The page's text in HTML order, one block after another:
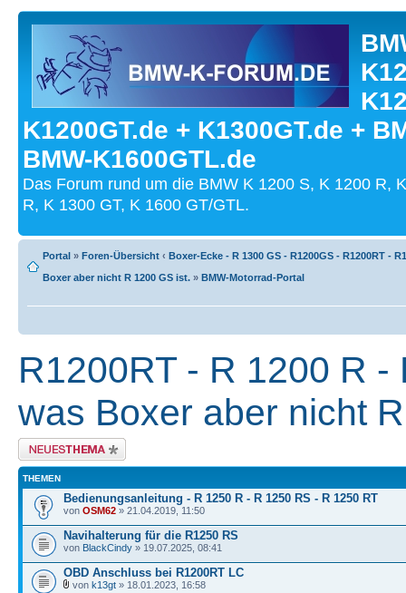
K1200GT.de + K1300GT.de +
BMW-K1600GTL.de
Das Forum rund um die BMW K 1200 S, K 1200 R,
R, K 1300 GT, K 1600 GT/GTL.
Portal » Foren-Übersicht ‹ Boxer-Ecke - R 1300 GS - R1200GS - R1200RT -
Boxer aber nicht R 1200 GS ist. » BMW-Motorrad-Portal
R1200RT - R 1200 R
was Boxer aber nicht
Neues Thema erstellen
THEMEN
Bedienungsanleitung - R 1250 R - R 1250 RS - R 1250 RT
von OSM62 » 21.04.2019, 11:50
Navihalterung für die R1250 RS
von BlackCindy » 19.07.2025, 08:41
OBD Anschluss bei R1200RT LC
von k13gt » 18.01.2023, 16:58